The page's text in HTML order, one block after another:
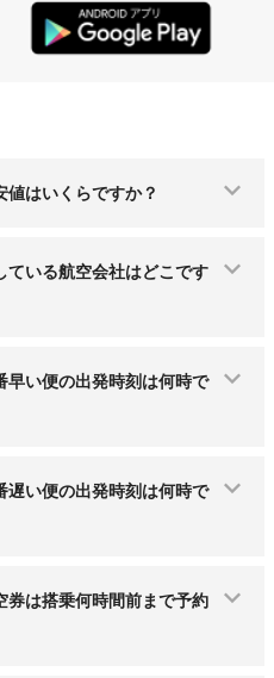
はいくらですか？
ている航空会社はどこです
早い便の出発時刻は何時で
遅い便の出発時刻は何時で
券は搭乗何時間前まで予約